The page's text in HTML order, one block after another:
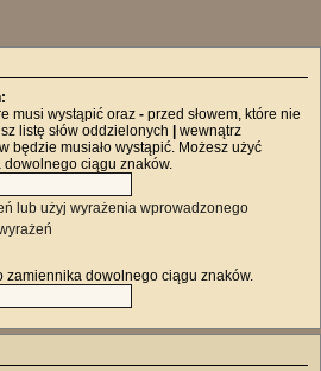
musi wystąpić oraz - przed słowem, które nie
listę słów oddzielonych
wewnątrz
będzie musiało wystąpić. Możesz użyć
ciągu znaków.
lub użyj wyrażenia wprowadzonego
zamiennika dowolnego ciągu znaków.